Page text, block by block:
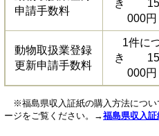
申請手数料
き 15
000円
動物取扱業登録
更新申請手数料
1件に
き 15
000円
※福島県収入証紙の購入方法につい
ージをご覧ください。→福島県収入